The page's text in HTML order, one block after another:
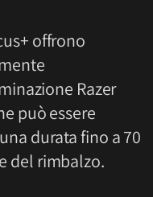
offrono
Razer
può essere
durata fino a 70
del rimbalzo.